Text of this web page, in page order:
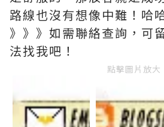
路線也沒有想像中難！哈
》》》如需聯絡查詢，可
法找我吧！
點擊圖片放大